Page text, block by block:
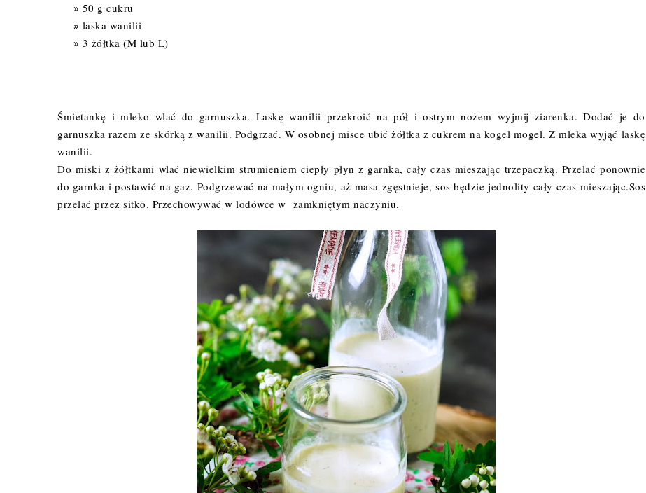
50 g cukru
laska wanilii
3 żółtka (M lub L)
Śmietankę i mleko wlać do garnuszka. Laskę wanilii przekroić na pół i ostrym nożem wyjmij ziarenka. Dodać je do
garnuszka razem ze skórką z wanilii. Podgrzać. W osobnej misce ubić żółtka z cukrem na kogel mogel. Z mleka wyjąć laskę
wanilii.
Do miski z żółtkami wlać niewielkim strumieniem ciepły płyn z garnka, cały czas mieszając trzepaczką. Przelać ponownie
do garnka i postawić na gaz. Podgrzewać na małym ogniu, aż masa zgęstnieje, sos będzie jednolity cały czas mieszając.Sos
przelać przez sitko. Przechowywać w lodówce w zamkniętym naczyniu.